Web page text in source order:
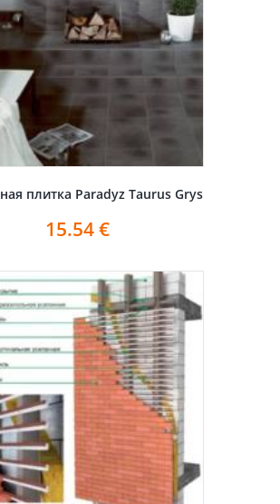
плитка Paradyz Taurus Grys
15.54€